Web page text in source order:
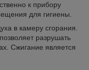
к прибору
для гигиены.
в камеру сгорания.
разрушать
Сжигание является